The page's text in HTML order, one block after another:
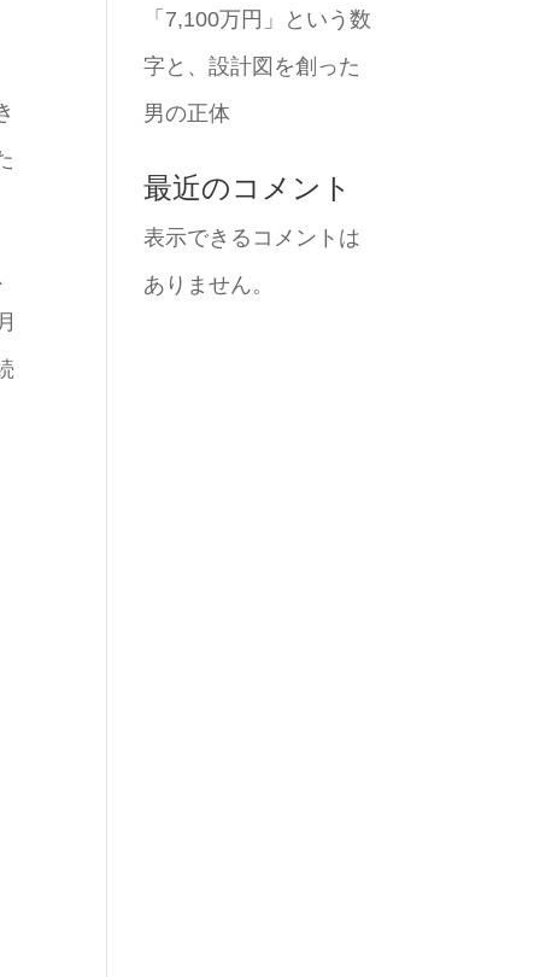
「7,100万円」という数
字と、設計図を創った
男の正体
最近のコメント
表示できるコメントは
ありません。